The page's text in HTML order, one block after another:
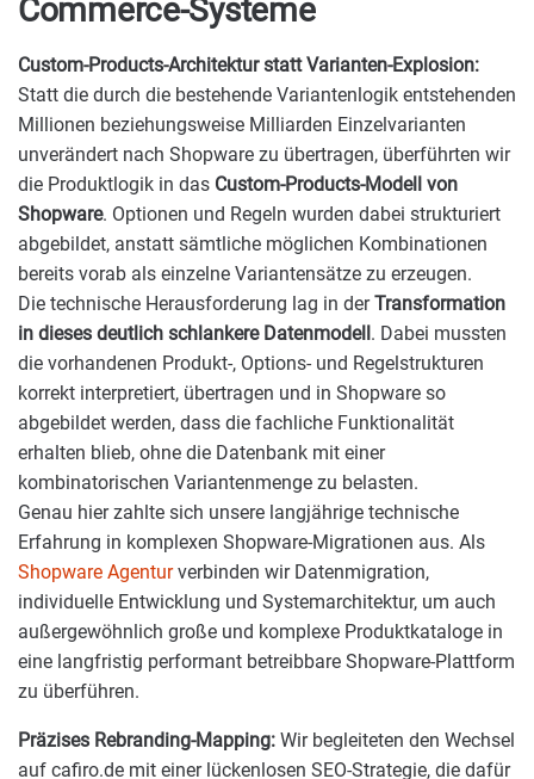
Commerce-Systeme
Custom-Products-Architektur statt Varianten-Explosion:
Statt die durch die bestehende Variantenlogik entstehenden
Millionen beziehungsweise Milliarden Einzelvarianten
unverändert nach Shopware zu übertragen, überführten wir
die Produktlogik in das Custom-Products-Modell von
Shopware. Optionen und Regeln wurden dabei strukturiert
abgebildet, anstatt sämtliche möglichen Kombinationen
bereits vorab als einzelne Variantensätze zu erzeugen.
Die technische Herausforderung lag in derTransformation
in dieses deutlich schlankere Datenmodell. Dabei mussten
die vorhandenen Produkt-, Options- und Regelstrukturen
korrekt interpretiert, übertragen und in Shopware so
abgebildet werden, dass die fachliche Funktionalität
erhalten blieb, ohne die Datenbank mit einer
kombinatorischen Variantenmenge zu belasten.
Genau hier zahlte sich unsere langjährige technische
Erfahrung in komplexen Shopware-Migrationen aus. Als
Shopware Agenturverbinden wir Datenmigration,
individuelle Entwicklung und Systemarchitektur, um auch
außergewöhnlich große und komplexe Produktkataloge in
eine langfristig performant betreibbare Shopware-Plattform
zu überführen.
Präzises Rebranding-Mapping: Wir begleiteten den Wechsel
auf cafiro.de mit einer lückenlosen SEO-Strategie, die dafür